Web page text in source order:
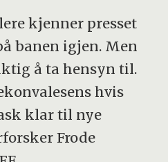
ulike deler av
tyskeren Hans
mennesker i 1920-
fra Innovasjon
i dag to patenter, er
konseptet, og
EU-prosjektet, mens
for all elektronikk og
kjenner presset
banen igjen. Men
å ta hensyn til.
hvis
klar til nye
Frode